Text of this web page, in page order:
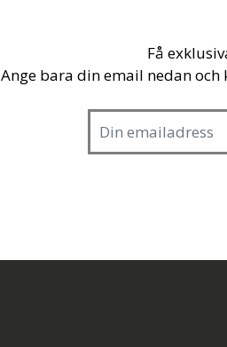
Få
Ange bara din email nedan